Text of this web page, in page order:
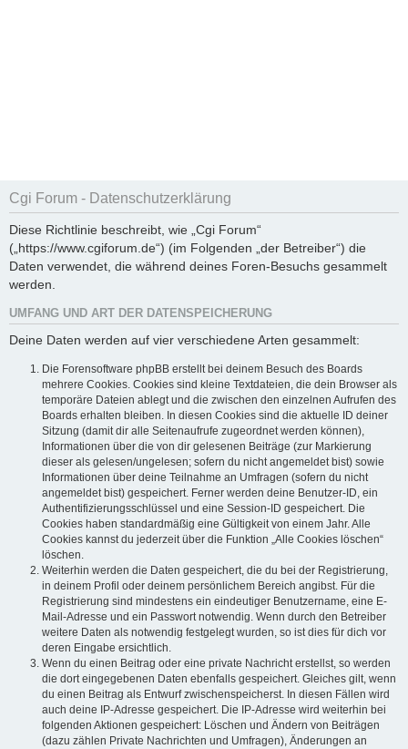
Cgi Forum - Datenschutzerklärung
Diese Richtlinie beschreibt, wie „Cgi Forum“
(„https://www.cgiforum.de“) (im Folgenden „der Betreiber“) die
Daten verwendet, die während deines Foren-Besuchs gesammelt
werden.
UMFANG UND ART DER DATENSPEICHERUNG
Deine Daten werden auf vier verschiedene Arten gesammelt:
Die Forensoftware phpBB erstellt bei deinem Besuch des Boards
mehrere Cookies. Cookies sind kleine Textdateien, die dein Browser als
temporäre Dateien ablegt und die zwischen den einzelnen Aufrufen des
Boards erhalten bleiben. In diesen Cookies sind die aktuelle ID deiner
Sitzung (damit dir alle Seitenaufrufe zugeordnet werden können),
Informationen über die von dir gelesenen Beiträge (zur Markierung
dieser als gelesen/ungelesen; sofern du nicht angemeldet bist) sowie
Informationen über deine Teilnahme an Umfragen (sofern du nicht
angemeldet bist) gespeichert. Ferner werden deine Benutzer-ID, ein
Authentifizierungsschlüssel und eine Session-ID gespeichert. Die
Cookies haben standardmäßig eine Gültigkeit von einem Jahr. Alle
Cookies kannst du jederzeit über die Funktion „Alle Cookies löschen“
löschen.
Weiterhin werden die Daten gespeichert, die du bei der Registrierung,
in deinem Profil oder deinem persönlichem Bereich angibst. Für die
Registrierung sind mindestens ein eindeutiger Benutzername, eine E-
Mail-Adresse und ein Passwort notwendig. Wenn durch den Betreiber
weitere Daten als notwendig festgelegt wurden, so ist dies für dich vor
deren Eingabe ersichtlich.
Wenn du einen Beitrag oder eine private Nachricht erstellst, so werden
die dort eingegebenen Daten ebenfalls gespeichert. Gleiches gilt, wenn
du einen Beitrag als Entwurf zwischenspeicherst. In diesen Fällen wird
auch deine IP-Adresse gespeichert. Die IP-Adresse wird weiterhin bei
folgenden Aktionen gespeichert: Löschen und Ändern von Beiträgen
(dazu zählen Private Nachrichten und Umfragen), Änderungen an